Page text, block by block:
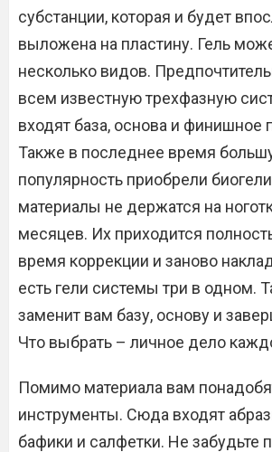
субстанции, которая и будет
выложена на пластину. Гель
несколько видов.
всем известную трехфазную
входят база, основа и финишное
Также в последнее время
популярность приобрели
материалы не держатся на
месяцев. Их приходится
время коррекции и заново
есть гели системы три в одном.
заменит вам базу, основу и
Что выбрать – личное дело
Помимо материала вам
инструменты. Сюда входят
бафики и салфетки. Не забудьте